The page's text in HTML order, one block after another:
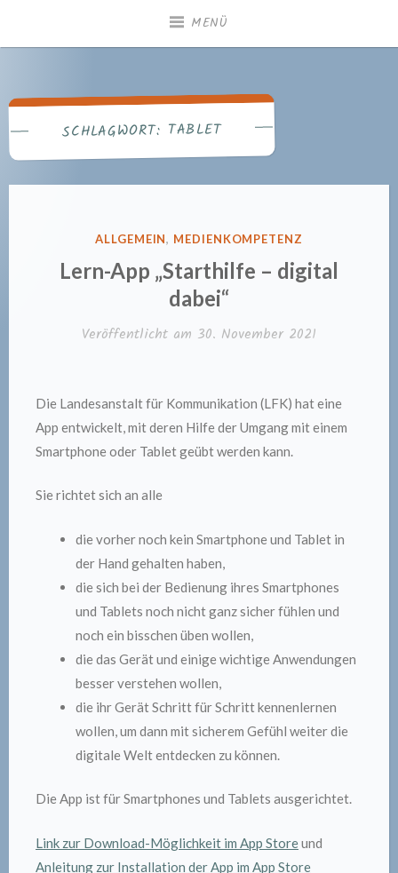
MENÜ
Gemeindebücherei
Heiningen
SCHLAGWORT: TABLET
VERÖFFENTLICHT
ALLGEMEIN, MEDIENKOMPETENZ
Lern-App „Starthilfe – digital
dabei“
Veröffentlicht am 30. November 2021
Die Landesanstalt für Kommunikation (LFK) hat eine
App entwickelt, mit deren Hilfe der Umgang mit einem
Smartphone oder Tablet geübt werden kann.
Sie richtet sich an alle
die vorher noch kein Smartphone und Tablet in
der Hand gehalten haben,
die sich bei der Bedienung ihres Smartphones
und Tablets noch nicht ganz sicher fühlen und
noch ein bisschen üben wollen,
die das Gerät und einige wichtige Anwendungen
besser verstehen wollen,
die ihr Gerät Schritt für Schritt kennenlernen
wollen, um dann mit sicherem Gefühl weiter die
digitale Welt entdecken zu können.
Die App ist für Smartphones und Tablets ausgerichtet.
Link zur Download-Möglichkeit im App Storeund
Anleitung zur Installation der App im App Store